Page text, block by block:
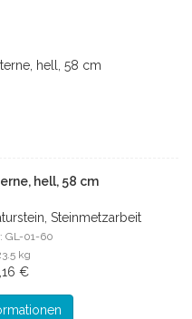
hell, 58 cm
Steinmetzarbeit
GL-01-60
kg
€